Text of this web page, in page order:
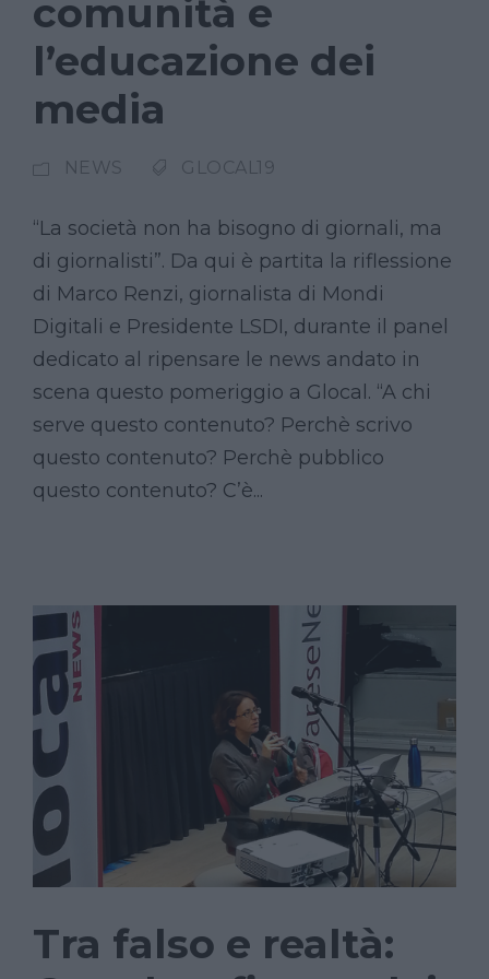
comunità e
l’educazione dei
media
NEWS GLOCAL19
“La società non ha bisogno di giornali, ma
di giornalisti”. Da qui è partita la riflessione
di Marco Renzi, giornalista di Mondi
Digitali e Presidente LSDI, durante il panel
dedicato al ripensare le news andato in
scena questo pomeriggio a Glocal. “A chi
serve questo contenuto? Perchè scrivo
questo contenuto? Perchè pubblico
questo contenuto? C’è...
Tra falso e realtà: